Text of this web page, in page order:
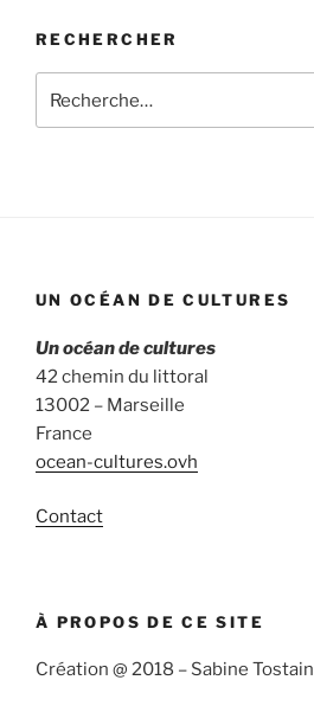
RECHERCHER
pour
UN OCÉAN DE CULTURES
Un océan de cultures
42 chemin du littoral
13002 – Marseille
France
ocean-cultures.ovh
Contact
À PROPOS DE CE SITE
Création @ 2018 – Sabine Tostain